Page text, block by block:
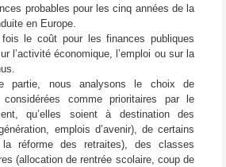
probables pour les cinq années de la
en Europe.
le coût pour les finances publiques
l’activité économique, l’emploi ou sur la
partie, nous analysons le choix de
considérées comme prioritaires par le
qu’elles soient à destination des
emplois d’avenir), de certains
réforme des retraites), des classes
(allocation de rentrée scolaire, coup de